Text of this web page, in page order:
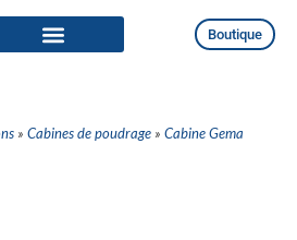
Boutique
» Cabines de poudrage » Cabine Gema